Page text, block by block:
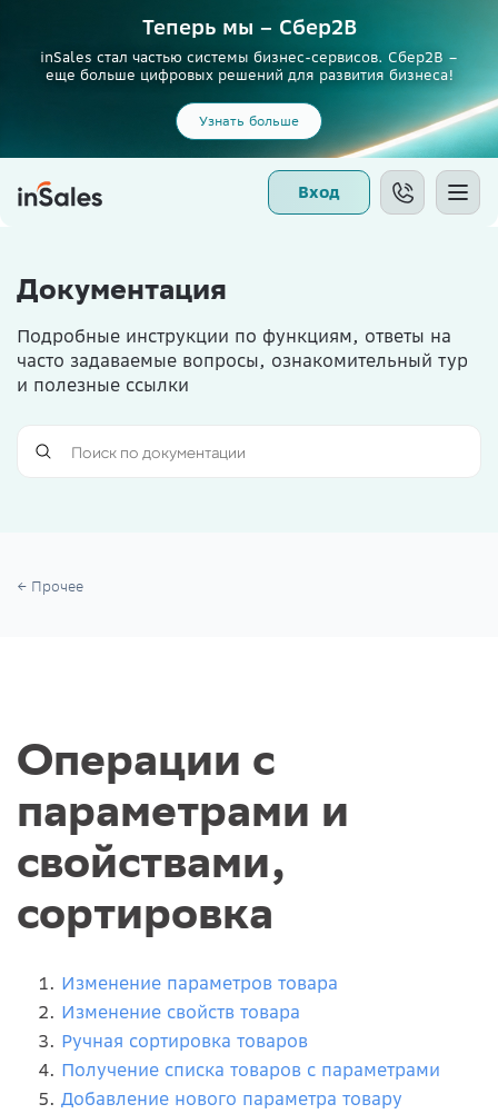
Теперь мы – Сбер2B
inSales стал частью системы бизнес-сервисов. Сбер2В –
еще больше цифровых решений для развития бизнеса!
Узнать больше
Вход
Документация
Подробные инструкции по функциям, ответы на
часто задаваемые вопросы, ознакомительный тур
и полезные ссылки
Прочее
Операции с
параметрами и
свойствами,
сортировка
Изменение параметров товара
Изменение свойств товара
Ручная сортировка товаров
Получение списка товаров с параметрами
Добавление нового параметра товару